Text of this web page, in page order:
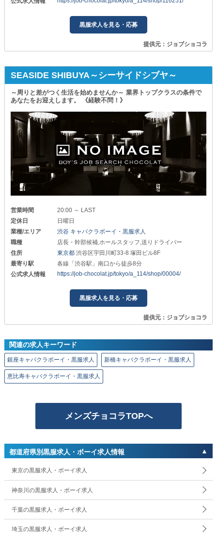
黒服求人を見る・応募
提供元：ジョブショコラ
SEASIDE SHIBUYA～シーサイドシブヤ～
～周りと差がつく生活を始めませんか～ 業界トップクラスの条件で
あなたをお迎えします。 《経験不問！》
営業時間
20:00 ～ LAST
定休日
日曜日
業種/エリア
渋谷 キャバクラボーイ・黒服求人
職種
店長・幹部候補,ホールスタッフ,送りドライバー
住所
東京都渋谷区宇田川町33-8 塚田ビル8F
最寄り駅
各線「渋谷駅」南口から徒歩8分
公式求人情報
https://job-chocolat.jp/tokyo/a_114/shop/00004/
黒服求人を見る・応募
提供元：ジョブショコラ
関連の求人キーワード
銀座キャバクラボーイ・黒服求人 新橋キャバクラボーイ・黒服求人
恵比寿キャバクラボーイ・黒服求人
メンズチョコラTOPへ
都道府県別黒服求人・ボーイ求人情報
東京の黒服求人・ボーイ求人
神奈川の黒服求人・ボーイ求人
千葉の黒服求人・ボーイ求人
埼玉の黒服求人・ボーイ求人